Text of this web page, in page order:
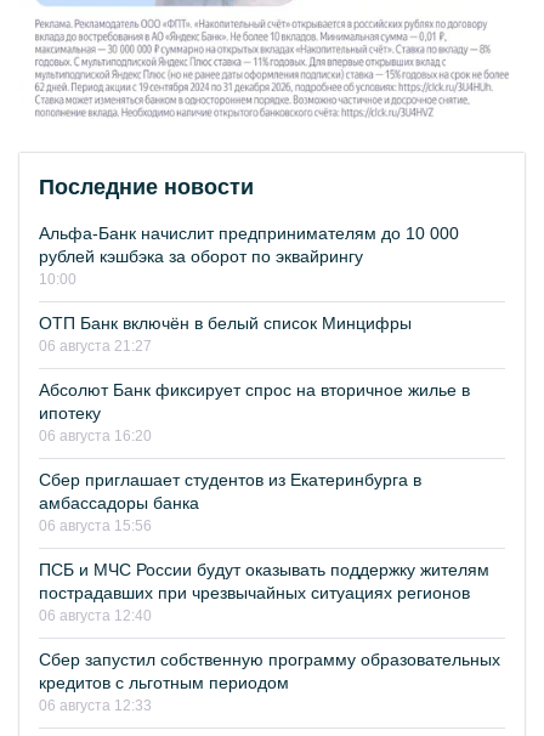
Последние новости
Альфа-Банк начислит предпринимателям до 10 000
рублей кэшбэка за оборот по эквайрингу
10:00
ОТП Банк включён в белый список Минцифры
06 августа 21:27
Абсолют Банк фиксирует спрос на вторичное жилье в
ипотеку
06 августа 16:20
Сбер приглашает студентов из Екатеринбурга в
амбассадоры банка
06 августа 15:56
ПСБ и МЧС России будут оказывать поддержку жителям
пострадавших при чрезвычайных ситуациях регионов
06 августа 12:40
Сбер запустил собственную программу образовательных
кредитов с льготным периодом
06 августа 12:33